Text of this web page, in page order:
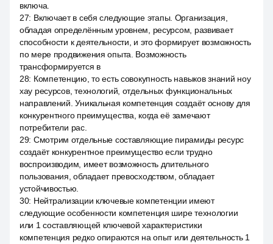
включа.
27: Включает в себя следующие этапы. Организация,
обладая определённым уровнем, ресурсом, развивает
способности к деятельности, и это формирует возможность
по мере продвижения опыта. Возможность
трансформируется в
28: Компетенцию, то есть совокупность навыков знаний ноу
хау ресурсов, технологий, отдельных функциональных
направлений. Уникальная компетенция создаёт основу для
конкурентного преимущества, когда её замечают
потребители рас.
29: Смотрим отдельные составляющие пирамиды ресурс
создаёт конкурентное преимущество если трудно
воспроизводим, имеет возможность длительного
пользования, обладает превосходством, обладает
устойчивостью.
30: Нейтрализации ключевые компетенции имеют
следующие особенности компетенция шире технологии
или 1 составляющей ключевой характеристики
компетенция редко опираются на опыт или деятельность 1